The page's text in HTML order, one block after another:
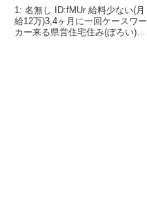
1: 名無し ID:fMUr 給料少ない(月
給12万)3,4ヶ月に一回ケースワー
カー来る県営住宅住み(ぼろい)ポ